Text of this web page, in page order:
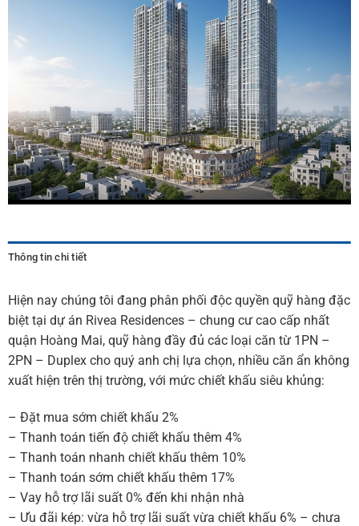
Thông tin chi tiết
Hiện nay chúng tôi đang phân phối độc quyền quỹ hàng đặc
biệt tại dự án Rivea Residences – chung cư cao cấp nhất
quận Hoàng Mai, quỹ hàng đầy đủ các loại căn từ 1PN –
2PN – Duplex cho quý anh chị lựa chọn, nhiều căn ẩn không
xuất hiện trên thị trường, với mức chiết khấu siêu khủng:
– Đặt mua sớm chiết khấu 2%
– Thanh toán tiến độ chiết khấu thêm 4%
– Thanh toán nhanh chiết khấu thêm 10%
– Thanh toán sớm chiết khấu thêm 17%
– Vay hỗ trợ lãi suất 0% đến khi nhận nhà
– Ưu đãi kép: vừa hỗ trợ lãi suất vừa chiết khấu 6% – chưa